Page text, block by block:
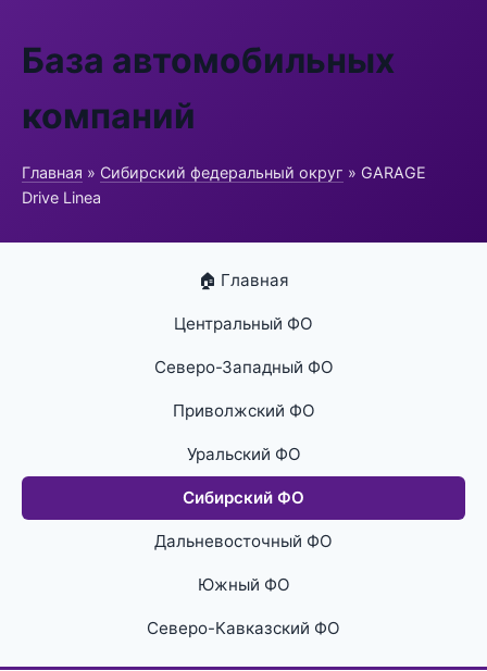
База автомобильных
компаний
Главная » Сибирский федеральный округ » GARAGE
Drive Linea
🏠 Главная
Центральный ФО
Северо-Западный ФО
Приволжский ФО
Уральский ФО
Сибирский ФО
Дальневосточный ФО
Южный ФО
Северо-Кавказский ФО